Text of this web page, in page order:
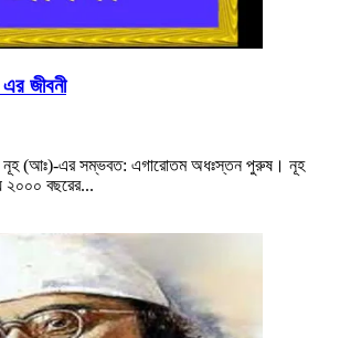
জীবনী
নূহ (আঃ)-এর সম্ভবত: এগারোতম অধঃস্তন পুরুষ। নূহ
২০০০ বছরের...